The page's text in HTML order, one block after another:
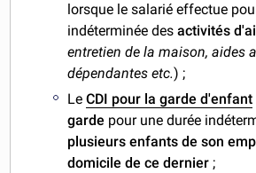
lorsque le salarié effectue
indéterminée desactivités
entretien de la maison, aides
dépendantes etc.) ;
LeCDI pour la garde d'enfant
garde pour une durée
plusieurs enfants de son
domicile de ce dernier ;